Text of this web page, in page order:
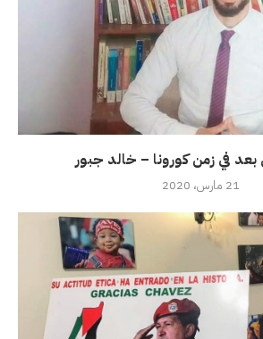
بعد في زمن كورونا – خالد جبور
21 مارس، 2020